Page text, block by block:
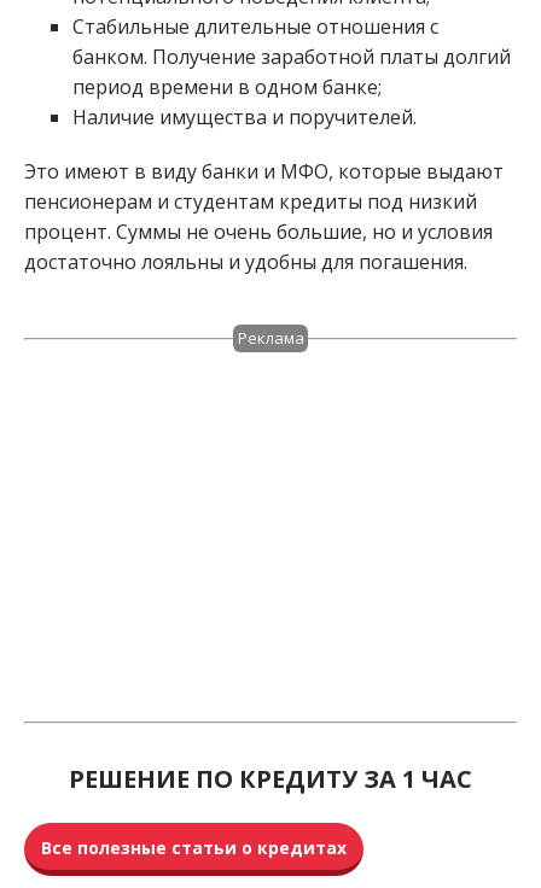
Стабильные длительные отношения с
банком. Получение заработной платы долгий
период времени в одном банке;
Наличие имущества и поручителей.
Это имеют в виду банки и МФО, которые выдают
пенсионерам и студентам кредиты под низкий
процент. Суммы не очень большие, но и условия
достаточно лояльны и удобны для погашения.
Реклама
РЕШЕНИЕ ПО КРЕДИТУ ЗА 1 ЧАС
Все полезные статьи о кредитах